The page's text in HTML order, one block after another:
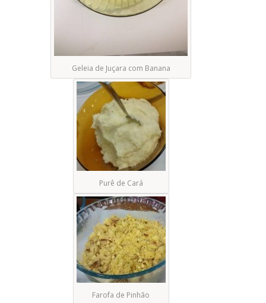
Geleia de Juçara com Banana
Purê de Cará
Farofa de Pinhão